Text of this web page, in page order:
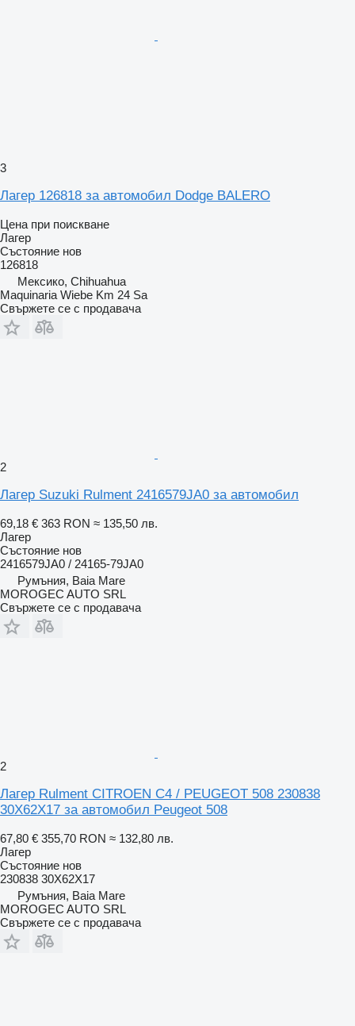
3
Лагер 126818 за автомобил Dodge BALERO
Цена при поискване
Лагер
Състояние нов
126818
Мексико, Chihuahua
Maquinaria Wiebe Km 24 Sa
Свържете се с продавача
2
Лагер Suzuki Rulment 2416579JA0 за автомобил
69,18 € 363 RON ≈ 135,50 лв.
Лагер
Състояние нов
2416579JA0 / 24165-79JA0
Румъния, Baia Mare
MOROGEC AUTO SRL
Свържете се с продавача
2
Лагер Rulment CITROEN C4 / PEUGEOT 508 230838
30X62X17 за автомобил Peugeot 508
67,80 € 355,70 RON ≈ 132,80 лв.
Лагер
Състояние нов
230838 30X62X17
Румъния, Baia Mare
MOROGEC AUTO SRL
Свържете се с продавача